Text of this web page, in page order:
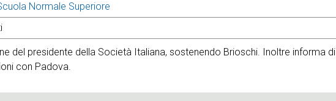
Normale Superiore
del presidente della Società Italiana, sostenendo Brioschi. Inoltre informa di
con Padova.